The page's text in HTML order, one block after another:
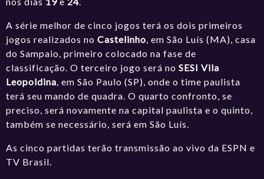
A série melhor de cinco jogos terá os dois primeiros
jogos realizados noCastelinho, em São Luís (MA), casa
do Sampaio, primeiro colocado na fase de
classificação. O terceiro jogo será noSESI Vila
Leopoldina, em São Paulo (SP), onde o time paulista
terá seu mando de quadra. O quarto confronto, se
preciso, será novamente na capital paulista e o quinto,
também se necessário, será em São Luís.
As cinco partidas terão transmissão ao vivo da ESPN e
TV Brasil.